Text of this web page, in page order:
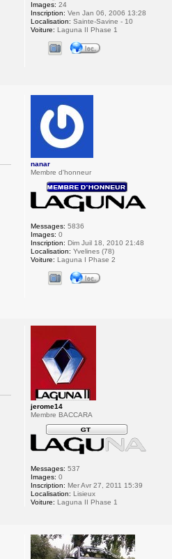
Images: 24
Inscription: Ven Jan 06, 2006 13:28
Localisation: Sainte-Savine - 10
Voiture: Laguna II Phase 1
nanar
Membre d'honneur
Messages: 5836
Images: 0
Inscription: Dim Juil 18, 2010 21:48
Localisation: Yvelines (78)
Voiture: Laguna I Phase 2
jerome14
Membre BACCARA
Messages: 537
Images: 0
Inscription: Mer Avr 27, 2011 15:39
Localisation: Lisieux
Voiture: Laguna II Phase 1